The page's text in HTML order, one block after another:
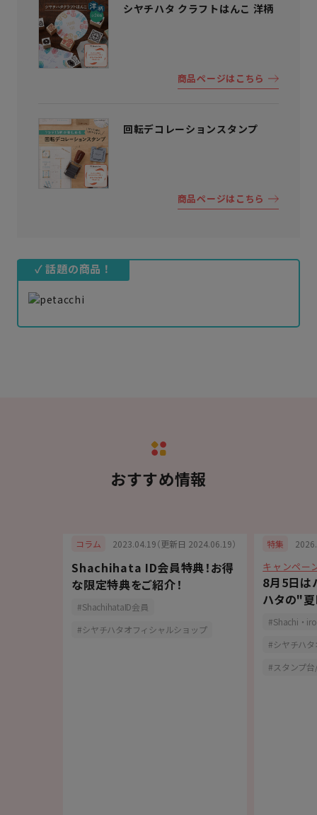
シヤチハタ クラフトはんこ 洋柄
商品ページはこちら
回転デコレーションスタンプ
商品ページはこちら
✓ 話題の商品！
おすすめ情報
コラム 2023.04.19（更新日 2024.06.19）
Shachihata ID会員特典！お得
な限定特典をご紹介！
ShachihataID会員
シヤチハタオフィシャルショップ
特集
キャンペー
8月5日は
ハタの"
Shachi・iro
シヤチハ
スタンプ